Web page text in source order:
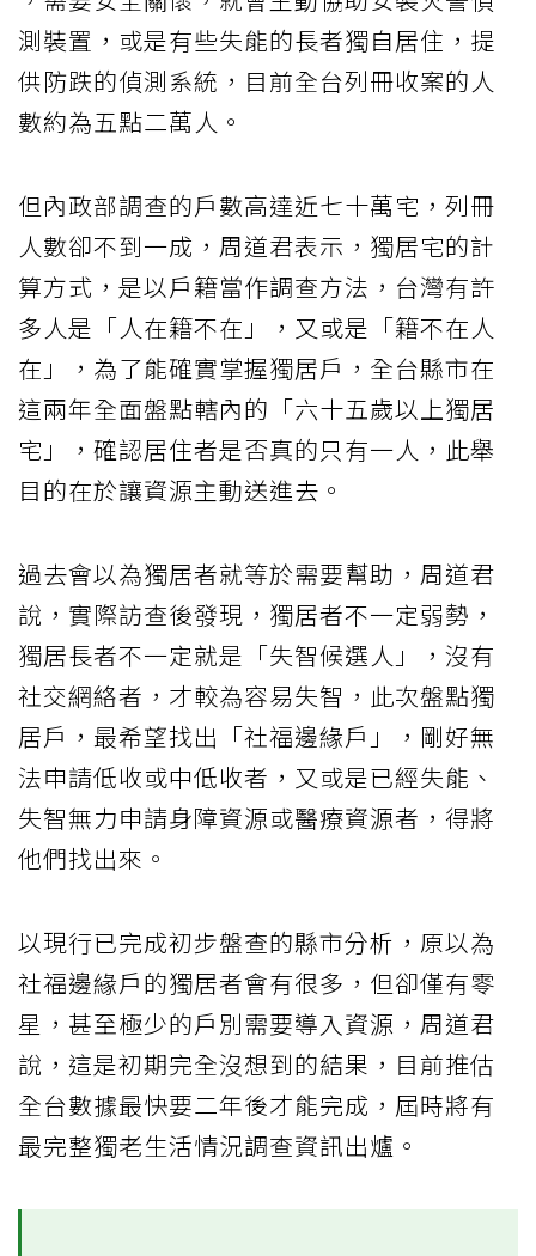
測裝置，或是有些失能的長者獨自居住，提
供防跌的偵測系統，目前全台列冊收案的人
數約為五點二萬人。
但內政部調查的戶數高達近七十萬宅，列冊
人數卻不到一成，周道君表示，獨居宅的計
算方式，是以戶籍當作調查方法，台灣有許
多人是「人在籍不在」，又或是「籍不在人
在」，為了能確實掌握獨居戶，全台縣市在
這兩年全面盤點轄內的「六十五歲以上獨居
宅」，確認居住者是否真的只有一人，此舉
目的在於讓資源主動送進去。
過去會以為獨居者就等於需要幫助，周道君
說，實際訪查後發現，獨居者不一定弱勢，
獨居長者不一定就是「失智候選人」，沒有
社交網絡者，才較為容易失智，此次盤點獨
居戶，最希望找出「社福邊緣戶」，剛好無
法申請低收或中低收者，又或是已經失能、
失智無力申請身障資源或醫療資源者，得將
他們找出來。
以現行已完成初步盤查的縣市分析，原以為
社福邊緣戶的獨居者會有很多，但卻僅有零
星，甚至極少的戶別需要導入資源，周道君
說，這是初期完全沒想到的結果，目前推估
全台數據最快要二年後才能完成，屆時將有
最完整獨老生活情況調查資訊出爐。